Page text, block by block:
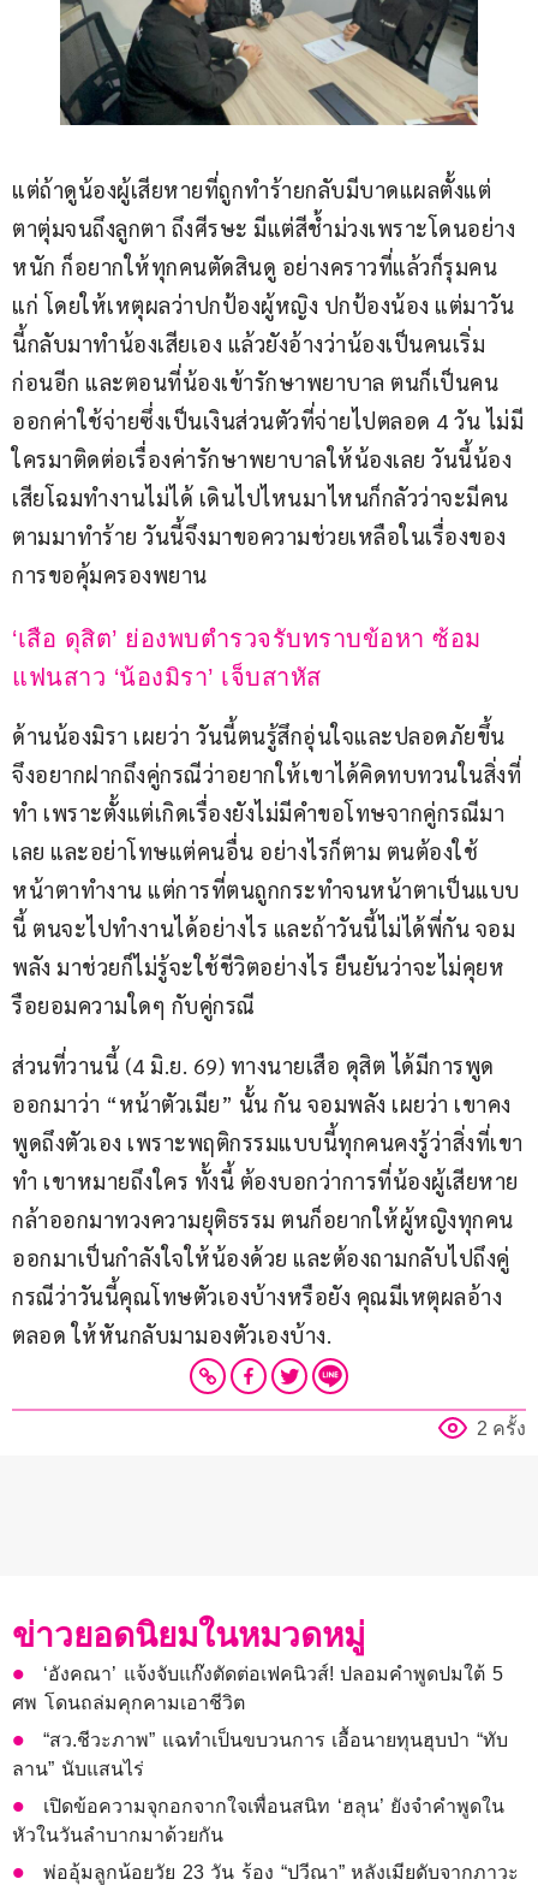
แต่ถ้าดูน้องผู้เสียหายที่ถูกทำร้ายกลับมีบาดแผลตั้งแต่
ตาตุ่มจนถึงลูกตา ถึงศีรษะ มีแต่สีช้ำม่วงเพราะโดนอย่าง
หนัก ก็อยากให้ทุกคนตัดสินดู อย่างคราวที่แล้วก็รุมคน
แก่ โดยให้เหตุผลว่าปกป้องผู้หญิง ปกป้องน้อง แต่มาวัน
นี้กลับมาทำน้องเสียเอง แล้วยังอ้างว่าน้องเป็นคนเริ่ม
ก่อนอีก และตอนที่น้องเข้ารักษาพยาบาล ตนก็เป็นคน
ออกค่าใช้จ่ายซึ่งเป็นเงินส่วนตัวที่จ่ายไปตลอด 4 วัน ไม่มี
ใครมาติดต่อเรื่องค่ารักษาพยาบาลให้น้องเลย วันนี้น้อง
เสียโฉมทำงานไม่ได้ เดินไปไหนมาไหนก็กลัวว่าจะมีคน
ตามมาทำร้าย วันนี้จึงมาขอความช่วยเหลือในเรื่องของ
การขอคุ้มครองพยาน
‘เสือ ดุสิต’ ย่องพบตำรวจรับทราบข้อหา ซ้อม
แฟนสาว ‘น้องมิรา’ เจ็บสาหัส
ด้านน้องมิรา เผยว่า วันนี้ตนรู้สึกอุ่นใจและปลอดภัยขึ้น
จึงอยากฝากถึงคู่กรณีว่าอยากให้เขาได้คิดทบทวนในสิ่งที่
ทำ เพราะตั้งแต่เกิดเรื่องยังไม่มีคำขอโทษจากคู่กรณีมา
เลย และอย่าโทษแต่คนอื่น อย่างไรก็ตาม ตนต้องใช้
หน้าตาทำงาน แต่การที่ตนถูกกระทำจนหน้าตาเป็นแบบ
นี้ ตนจะไปทำงานได้อย่างไร และถ้าวันนี้ไม่ได้พี่กัน จอม
พลัง มาช่วยก็ไม่รู้จะใช้ชีวิตอย่างไร ยืนยันว่าจะไม่คุยห
รือยอมความใดๆ กับคู่กรณี
ส่วนที่วานนี้ (4 มิ.ย. 69) ทางนายเสือ ดุสิต ได้มีการพูด
ออกมาว่า “หน้าตัวเมีย” นั้น กัน จอมพลัง เผยว่า เขาคง
พูดถึงตัวเอง เพราะพฤติกรรมแบบนี้ทุกคนคงรู้ว่าสิ่งที่เขา
ทำ เขาหมายถึงใคร ทั้งนี้ ต้องบอกว่าการที่น้องผู้เสียหาย
กล้าออกมาทวงความยุติธรรม ตนก็อยากให้ผู้หญิงทุกคน
ออกมาเป็นกำลังใจให้น้องด้วย และต้องถามกลับไปถึงคู่
กรณีว่าวันนี้คุณโทษตัวเองบ้างหรือยัง คุณมีเหตุผลอ้าง
ตลอด ให้หันกลับมามองตัวเองบ้าง.
2 ครั้ง
ข่าวยอดนิยมในหมวดหมู่
‘อังคณา’ แจ้งจับแก๊งตัดต่อเฟคนิวส์! ปลอมคำพูดปมใต้ 5
ศพ โดนถล่มคุกคามเอาชีวิต
“สว.ชีวะภาพ” แฉทำเป็นขบวนการ เอื้อนายทุนฮุบป่า “ทับ
ลาน” นับแสนไร่
เปิดข้อความจุกอกจากใจเพื่อนสนิท ‘ฮลุน’ ยังจำคำพูดใน
หัวในวันลำบากมาด้วยกัน
พ่ออุ้มลูกน้อยวัย 23 วัน ร้อง “ปวีณา” หลังเมียดับจากภาวะ